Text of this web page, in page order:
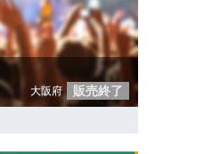
大阪府 販売終了